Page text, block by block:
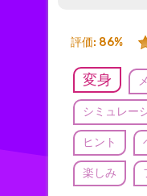
評価: 86%
変身
シミュレー
ヒント
楽しみ